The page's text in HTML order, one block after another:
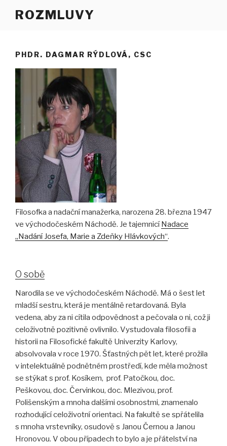
ROZMLUVY
PHDR. DAGMAR RÝDLOVÁ, CSC
Filosofka a nadační manažerka, narozena 28. března 1947
ve východočeském Náchodě. Je tajemnicíNadace
„NadáníJosefa, Marie a Zdeňky Hlávkových“.
O sobě
Narodila se ve východočeském Náchodě. Má o šest let
mladší sestru, která je mentálně retardovaná. Byla
vedena, aby za ni cítila odpovědnost a pečovala o ni, což ji
celoživotně pozitivně ovlivnilo. Vystudovala filosofii a
historii na Filosofické fakultě Univerzity Karlovy,
absolvovala v roce 1970. Šťastných pět let, které prožila
v intelektuálně podnětném prostředí, kde měla možnost
se stýkat s prof. Kosíkem, prof. Patočkou, doc.
Peškovou, doc. Červinkou, doc. Mlezivou, prof.
Polišenským a mnoha dalšími osobnostmi, znamenalo
rozhodující celoživotní orientaci. Na fakultě se spřátelila
s mnoha vrstevníky, osudově s Janou Černou a Janou
Hronovou. V obou případech to bylo a je přátelství na